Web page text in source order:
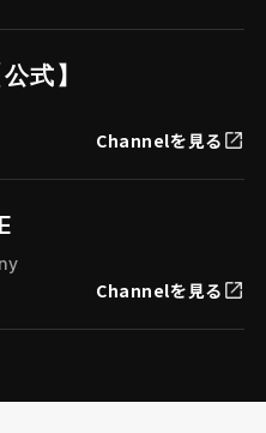
式】
Channelを見る
Channelを見る